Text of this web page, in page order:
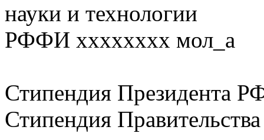
науки и технологии
РФФИ хххххххх мол_а
Стипендия Президента
Стипендия